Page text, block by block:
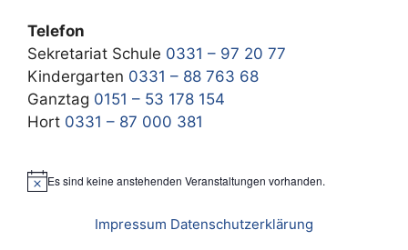
Telefon
Sekretariat Schule 0331 – 97 20 77
Kindergarten 0331 – 88 763 68
Ganztag 0151 – 53 178 154
Hort 0331 – 87 000 381
H
Es sind keine anstehenden Veranstaltungen vorhanden.
Impressum Datenschutzerklärung